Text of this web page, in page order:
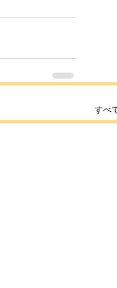
すべ